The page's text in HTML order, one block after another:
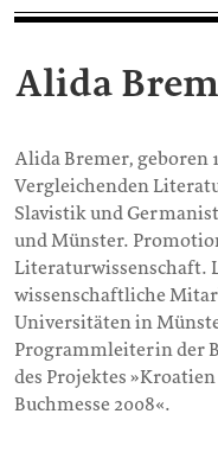
Alida
Alida Bremer, geboren
Vergleichenden
Slavistik und
und Münster.
Literaturwissenschaft.
wissenschaftliche
Universitäten in
Programmleiterin der
des Projektes
Buchmesse 2008«.